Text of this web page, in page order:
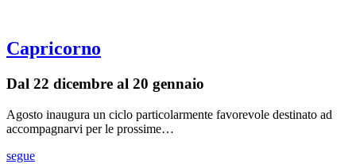
Capricorno
Dal 22 dicembre al 20 gennaio
Agosto inaugura un ciclo particolarmente favorevole destinato ad
accompagnarvi per le prossime…
segue